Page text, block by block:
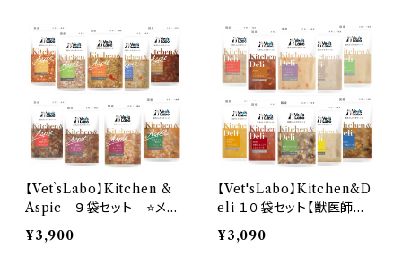
【Vet`sLabo】Kitchen &
Aspic ９袋セット ⭐メー
ル便送料無料⭐
¥3,900
【Vet'sLabo】Kitchen&D
eli １０袋セット【獣医師開
発】⭐メール便送料無料⭐
¥3,090